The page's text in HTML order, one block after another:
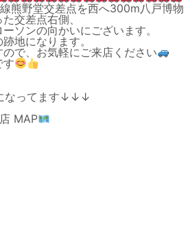
熊野堂交差点を西へ300m八戸博物
交差点右側、
ソンの向かいにございます。
地になります。
で、お気軽にご来店ください
す
なってます↓↓↓
MAP